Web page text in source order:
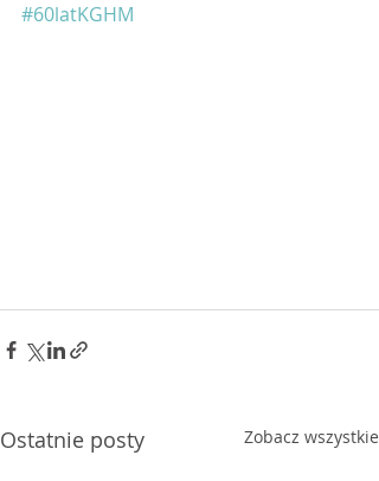
#60latKGHM
Ostatnie posty Zobacz wszystkie